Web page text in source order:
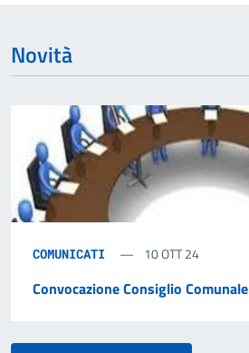
Novità
COMUNICATI 10 OTT 24
Convocazione Consiglio Comunale